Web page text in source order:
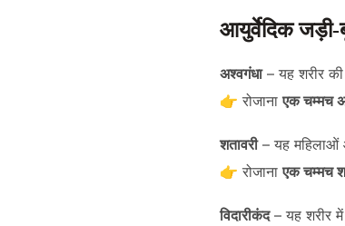
आयुर्वेदिक जड़ी-
अश्वगंधा– यह शरीर
👉 रोजानाएक चम्मच
शतावरी– यह महिलाओं
👉 रोजानाएक चम्मच
विदारीकंद– यह शरीर